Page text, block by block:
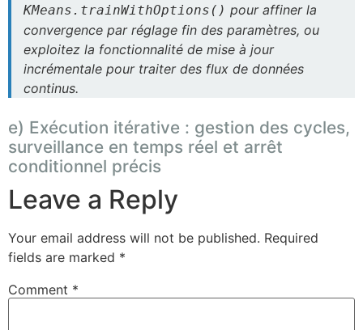
KMeans.trainWithOptions() pour affiner la
convergence par réglage fin des paramètres, ou
exploitez la fonctionnalité de mise à jour
incrémentale pour traiter des flux de données
continus.
e) Exécution itérative : gestion des cycles,
surveillance en temps réel et arrêt
conditionnel précis
Leave a Reply
Your email address will not be published. Required
fields are marked *
Comment *